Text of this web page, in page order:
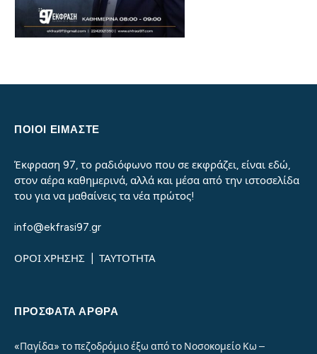
ΠΟΙΟΙ ΕΙΜΑΣΤΕ
Έκφραση 97, το ραδιόφωνο που σε εκφράζει, είναι εδώ,
στον αέρα καθημερινά, αλλά και μέσα από την ιστοσελίδα
του για να μαθαίνεις τα νέα πρώτος!
info@ekfrasi97.gr
ΟΡΟΙ ΧΡΗΣΗΣ ΤΑΥΤΟΤΗΤΑ
ΠΡΌΣΦΑΤΑ ΆΡΘΡΑ
«Παγίδα» το πεζοδρόμιο έξω από το Νοσοκομείο Κω –